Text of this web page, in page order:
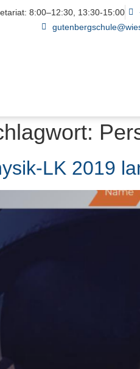
8:00–12:30, 13:30-15:00
LK 2019